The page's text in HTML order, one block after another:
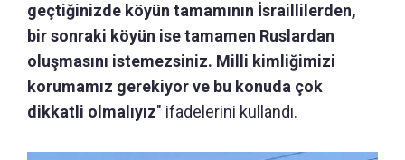
geçtiğinizde köyün tamamının İsraillilerden,
bir sonraki köyün ise tamamen Ruslardan
oluşmasını istemezsiniz. Milli kimliğimizi
korumamız gerekiyor ve bu konuda çok
dikkatli olmalıyız" ifadelerini kullandı.